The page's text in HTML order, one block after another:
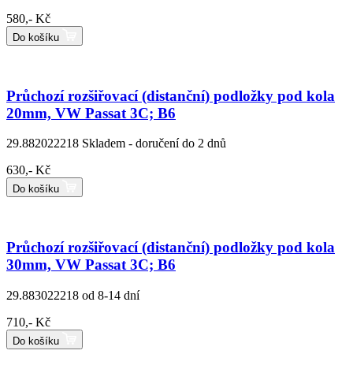
580,- Kč
Do košíku
Průchozí rozšiřovací (distanční) podložky pod kola
20mm, VW Passat 3C; B6
29.882022218 Skladem - doručení do 2 dnů
630,- Kč
Do košíku
Průchozí rozšiřovací (distanční) podložky pod kola
30mm, VW Passat 3C; B6
29.883022218 od 8-14 dní
710,- Kč
Do košíku